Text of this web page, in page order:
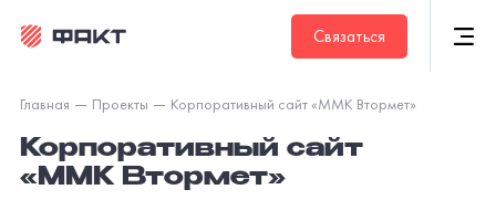
Связаться
Главная Проекты Корпоративный сайт «ММК Втормет»
Корпоративный сайт
«ММК Втормет»